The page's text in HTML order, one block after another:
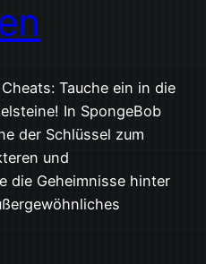
Tauche ein in die
In SpongeBob
der Schlüssel zum
und
die Geheimnisse hinter